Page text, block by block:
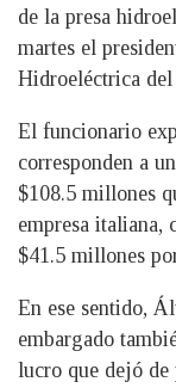
de la presa
martes el
Hidroeléctrica
El funcionario
corresponden a
$108.5 millones
empresa italiana,
$41.5 millones
En ese sentido,
embargado
lucro que dejó de